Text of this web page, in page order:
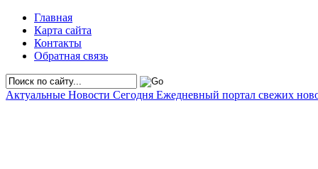
Главная
Карта сайта
Контакты
Обратная связь
Актуальные Новости Сегодня Ежедневный портал свежих